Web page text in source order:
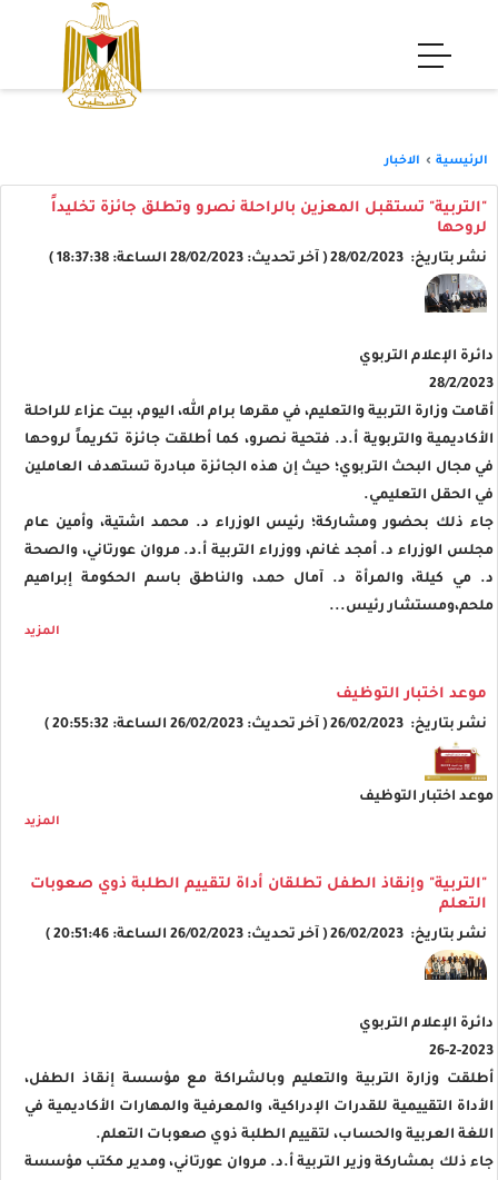
الرئيسية الاخبار
"التربية" تستقبل المعزين بالراحلة نصرو وتطلق جائزة تخليداً
لروحها
نشر بتاريخ: 28/02/2023 ( آخر تحديث: 28/02/2023 الساعة: 18:37:38 )
دائرة الإعلام التربوي
28/2/2023
أقامت وزارة التربية والتعليم، في مقرها برام الله، اليوم، بيت عزاء للراحلة
الأكاديمية والتربوية أ.د. فتحية نصرو، كما أطلقت جائزة تكريماً لروحها
في مجال البحث التربوي؛ حيث إن هذه الجائزة مبادرة تستهدف العاملين
في الحقل التعليمي.
جاء ذلك بحضور ومشاركة؛ رئيس الوزراء د. محمد اشتية، وأمين عام
مجلس الوزراء د. أمجد غانم، ووزراء التربية أ.د. مروان عورتاني، والصحة
د. مي كيلة، والمرأة د. آمال حمد، والناطق باسم الحكومة إبراهيم
ملحم،ومستشار رئيس...
المزيد
موعد اختبار التوظيف
نشر بتاريخ: 26/02/2023 ( آخر تحديث: 26/02/2023 الساعة: 20:55:32 )
موعد اختبار التوظيف
المزيد
"التربية" وإنقاذ الطفل تطلقان أداة لتقييم الطلبة ذوي صعوبات
التعلم
نشر بتاريخ: 26/02/2023 ( آخر تحديث: 26/02/2023 الساعة: 20:51:46 )
دائرة الإعلام التربوي
26-2-2023
أطلقت وزارة التربية والتعليم وبالشراكة مع مؤسسة إنقاذ الطفل،
الأداة التقييمية للقدرات الإدراكية، والمعرفية والمهارات الأكاديمية في
اللغة العربية والحساب، لتقييم الطلبة ذوي صعوبات التعلم.
جاء ذلك بمشاركة وزير التربية أ.د. مروان عورتاني، ومدير مكتب مؤسسة